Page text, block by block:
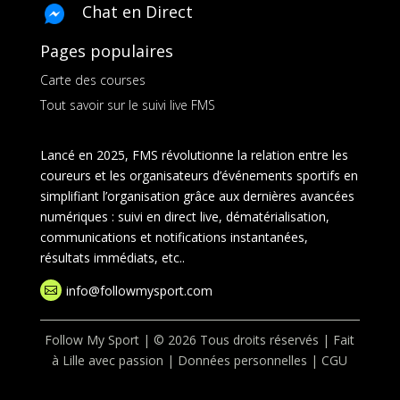
Chat en Direct
Pages populaires
Carte des courses
Tout savoir sur le suivi live FMS
Lancé en 2025, FMS révolutionne la relation entre les
coureurs et les organisateurs d’événements sportifs en
simplifiant l’organisation grâce aux dernières avancées
numériques : suivi en direct live, dématérialisation,
communications et notifications instantanées,
résultats immédiats, etc..
 info@followmysport.com
Follow My Sport | © 2026 Tous droits réservés | Fait
à Lille avec passion | Données personnelles |CGU